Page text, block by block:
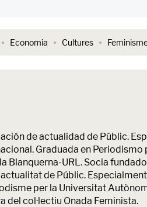
Economia Cultures
de actualidad de Públic.
Graduada en
Blanquerna-URL. Socia
de Públic.
per la Universitat
del col·lectiu Onada Feminista.